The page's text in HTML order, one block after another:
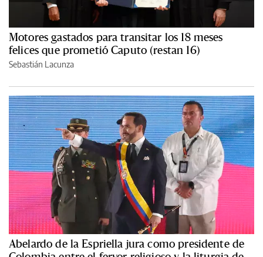
Motores gastados para transitar los 18 meses
felices que prometió Caputo (restan 16)
Sebastián Lacunza
Abelardo de la Espriella jura como presidente de